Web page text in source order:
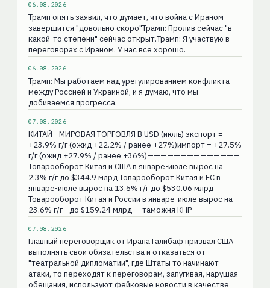
06.08.2026
Трамп опять заявил, что думает, что война с Ираном
завершится "довольно скоро"Трамп: Пролив сейчас "в
какой-то степени" сейчас открыт.Трамп: Я участвую в
переговорах с Ираном. У нас все хорошо.
06.08.2026
Трамп: Мы работаем над урегулированием конфликта
между Россией и Украиной, и я думаю, что мы
добиваемся прогресса.
07.08.2026
КИТАЙ - МИРОВАЯ ТОРГОВЛЯ В USD (июль) экспорт =
+23.9% г/г (ожид +22.2% / ранее +27%)импорт = +27.5%
г/г (ожид +27.9% / ранее +36%)——————————————
Товарооборот Китая и США в январе-июле вырос на
2.3% г/г до $344.9 млрд Товарооборот Китая и ЕС в
январе-июле вырос на 13.6% г/г до $530.06 млрд
Товарооборот Китая и России в январе-июле вырос на
23.6% г/г - до $159.24 млрд — таможня КНР
07.08.2026
Главный переговорщик от Ирана Галибаф призвал США
выполнять свои обязательства и отказаться от
"театральной дипломатии", где Штаты то начинают
атаки, то переходят к переговорам, запугивая, нарушая
обещания, используют фейковые новости в качестве